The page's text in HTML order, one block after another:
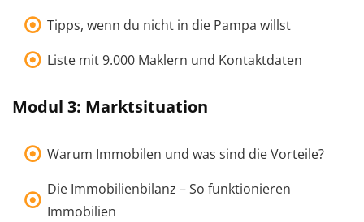
Tipps, wenn du nicht in die Pampa willst
Liste mit 9.000 Maklern und Kontaktdaten
Modul 3: Marktsituation
Warum Immobilen und was sind die Vorteile?
Die Immobilienbilanz – So funktionieren
Immobilien